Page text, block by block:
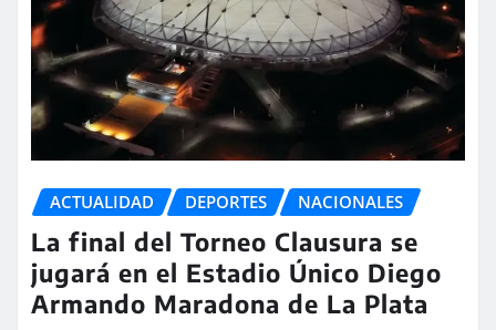
ACTUALIDAD DEPORTES NACIONALES
La final del Torneo Clausura se
jugará en el Estadio Único Diego
Armando Maradona de La Plata